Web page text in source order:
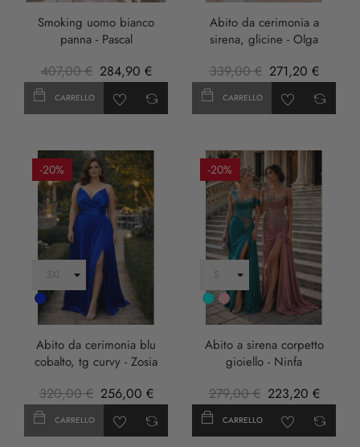
Smoking uomo bianco
panna - Pascal
407,00 € 284,90 €
CARRELLO
Abito da cerimonia a
sirena, glicine - Olga
339,00 € 271,20 €
CARRELLO
-20%
Cobalto
Abito da cerimonia blu
cobalto, tg curvy - Zosia
320,00 € 256,00 €
CARRELLO
-20%
Turchese
rosa
anticha
Abito a sirena corpetto
gioiello - Ninfa
279,00 € 223,20 €
CARRELLO